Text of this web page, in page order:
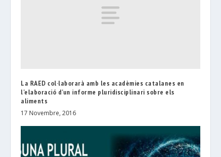
La RAED col·laborarà amb les acadèmies catalanes en
l’elaboració d’un informe pluridisciplinari sobre els
aliments
17 Novembre, 2016